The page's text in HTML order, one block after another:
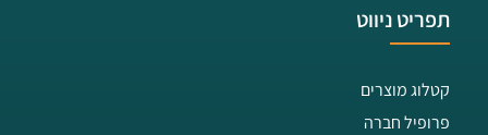
תפריט ניווט
קטלוג מוצרים
פרופיל חברה